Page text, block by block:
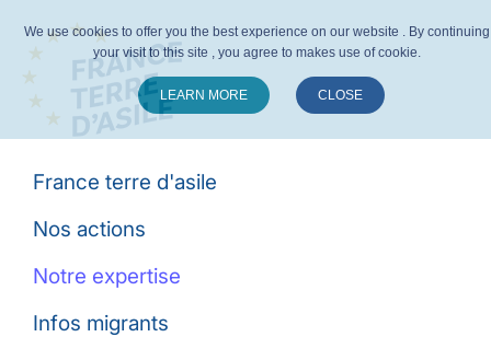
France terre d'asile
Nos actions
Notre expertise
Infos migrants
We use cookies to offer you the best experience on our website . By continuing
your visit to this site , you agree to makes use of cookie.
LEARN MORE CLOSE